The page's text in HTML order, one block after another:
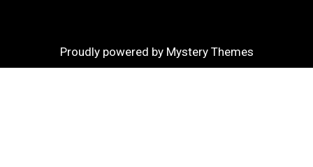
Proudly powered by Mystery Themes